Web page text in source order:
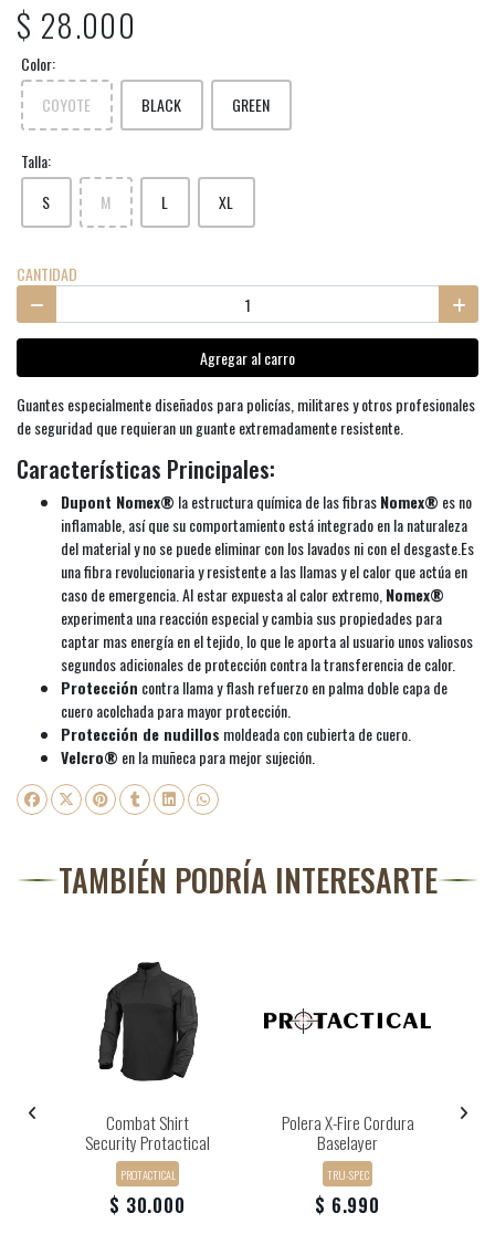
$ 28.000
Color:
COYOTE
BLACK GREEN
Talla:
S
M L XL
CANTIDAD
Agregar al carro
Guantes especialmente diseñados para policías, militares y otros profesionales
de seguridad que requieran un guante extremadamente resistente.
Características Principales:
Dupont Nomex® la estructura química de las fibrasNomex® es no
inflamable, así que su comportamiento está integrado en la naturaleza
del material y no se puede eliminar con los lavados ni con el desgaste.Es
una fibra revolucionaria y resistente a las llamas y el calor que actúa en
caso de emergencia. Al estar expuesta al calor extremo,Nomex®
experimenta una reacción especial y cambia sus propiedades para
captar mas energía en el tejido, lo que le aporta al usuario unos valiosos
segundos adicionales de protección contra la transferencia de calor.
Protección contra llama y flash refuerzo en palma doble capa de
cuero acolchada para mayor protección.
Protección de nudillos moldeada con cubierta de cuero.
Velcro® en la muñeca para mejor sujeción.
TAMBIÉN PODRÍA INTERESARTE
Combat Shirt
Security Protactical
PROTACTICAL
$ 30.000
Polera X-Fire Cordura
Baselayer
TRU-SPEC
$ 6.990